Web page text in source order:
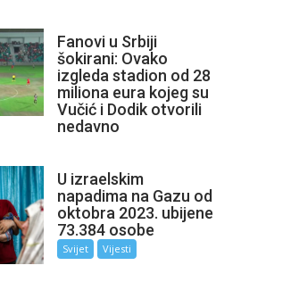
Fanovi u Srbiji
šokirani: Ovako
izgleda stadion od 28
miliona eura kojeg su
Vučić i Dodik otvorili
nedavno
U izraelskim
napadima na Gazu od
oktobra 2023. ubijene
73.384 osobe
Svijet Vijesti